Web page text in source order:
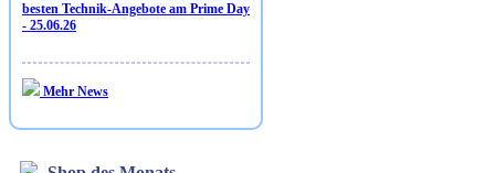
besten Technik-Angebote am Prime Day
- 25.06.26
Mehr News